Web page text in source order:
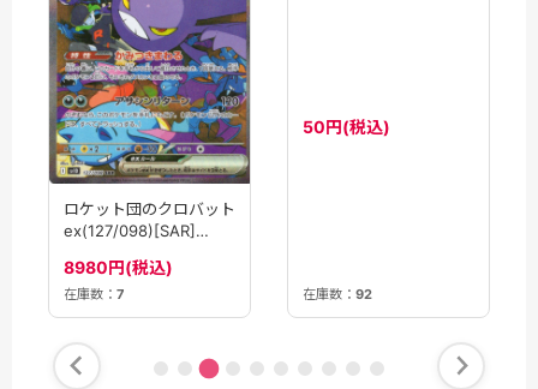
ロケット団のクロバット
ex(127/098)[SAR]
8980円(税込)
在庫数： 7 在庫数： 92